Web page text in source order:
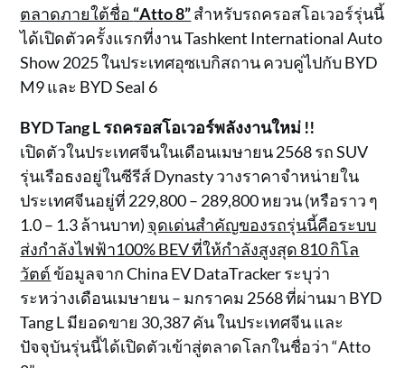
ตลาดภายใต้ชื่อ “Atto 8”สำหรับรถครอสโอเวอร์รุ่นนี้
ได้เปิดตัวครั้งแรกที่งาน Tashkent International Auto
Show 2025 ในประเทศอุซเบกิสถาน ควบคู่ไปกับ BYD
M9 และ BYD Seal 6
BYD Tang L รถครอสโอเวอร์พลังงานใหม่ !!
เปิดตัวในประเทศจีนในเดือนเมษายน 2568 รถ SUV
รุ่นเรือธงอยู่ในซีรีส์ Dynasty วางราคาจำหน่ายใน
ประเทศจีนอยู่ที่ 229,800 – 289,800 หยวน (หรือราว ๆ
1.0 – 1.3 ล้านบาท) จุดเด่นสำคัญของรถรุ่นนี้คือระบบ
ส่งกำลังไฟฟ้า100% BEV ที่ให้กำลังสูงสุด 810 กิโล
วัตต์ ข้อมูลจาก China EV DataTracker ระบุว่า
ระหว่างเดือนเมษายน – มกราคม 2568 ที่ผ่านมา BYD
Tang L มียอดขาย 30,387 คัน ในประเทศจีน และ
ปัจจุบันรุ่นนี้ได้เปิดตัวเข้าสู่ตลาดโลกในชื่อว่า “Atto